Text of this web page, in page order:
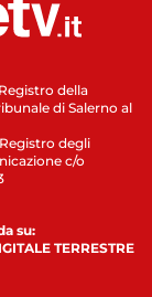
della
di Salerno al
degli
c/o
su:
TERRESTRE